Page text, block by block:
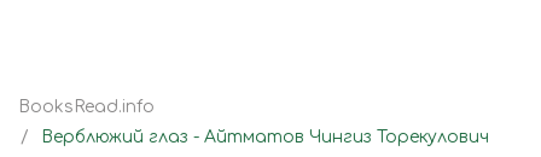
BooksRead.info
Верблюжий глаз - Айтматов Чингиз Торекулович